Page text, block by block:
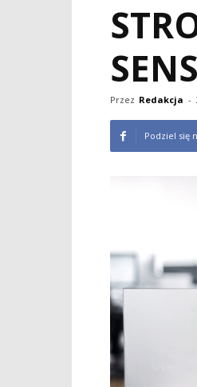
Przez Redakcja -
Podziel się